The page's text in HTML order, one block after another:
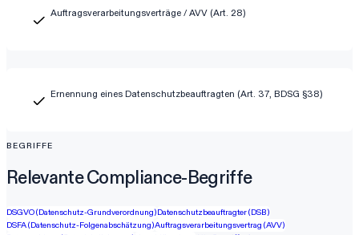
Auftragsverarbeitungsverträge / AVV (Art. 28)
Ernennung eines Datenschutzbeauftragten (Art. 37, BDSG §38)
BEGRIFFE
Relevante Compliance-Begriffe
DSGVO (Datenschutz-Grundverordnung)Datenschutzbeauftragter (DSB)
DSFA (Datenschutz-Folgenabschätzung)Auftragsverarbeitungsvertrag (AVV)